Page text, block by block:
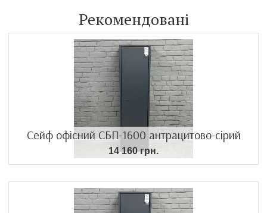
Рекомендовані
Сейф офісний СБП-1600 антрацитово-сірий
14 160 грн.